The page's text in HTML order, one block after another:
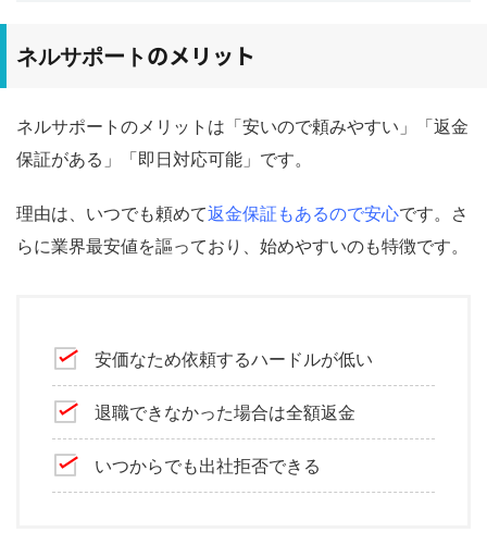
ネルサポート のメリット
ネルサポートのメリットは「安いので頼みやすい」「返金
保証がある」「即日対応可能」です。
理由は、いつでも頼めて返金保証もあるので安心です。さ
らに業界最安値を謳っており、始めやすいのも特徴です。
安価なため依頼するハードルが低い
退職できなかった場合は全額返金
いつからでも出社拒否できる